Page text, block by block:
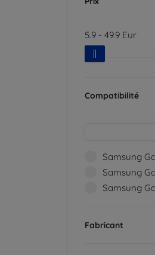
5.9 - 49.9 Eur
Compatibilité
Samsung
Samsung
Samsung
Fabricant